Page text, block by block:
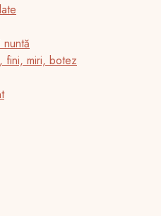
fini, miri, botez